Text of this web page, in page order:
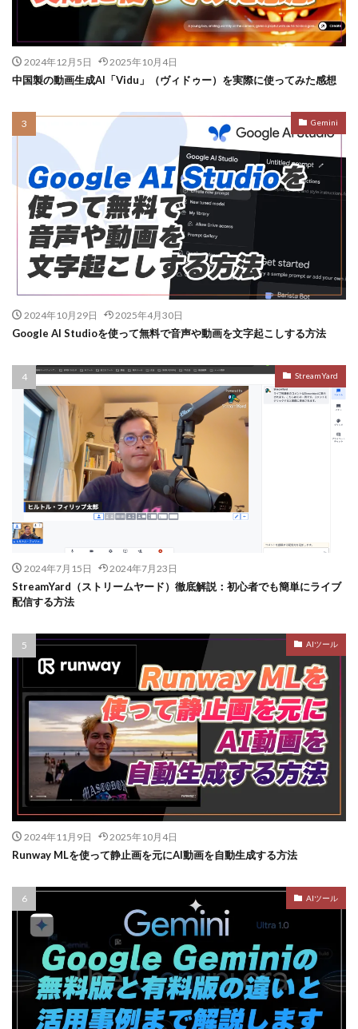
2024年12月5日 2025年10月4日
中国製の動画生成AI「Vidu」（ヴィドゥー）を実際に使ってみた感想
Gemini
2024年10月29日 2025年4月30日
Google AI Studioを使って無料で音声や動画を文字起こしする方法
StreamYard
2024年7月15日 2024年7月23日
StreamYard（ストリームヤード）徹底解説：初心者でも簡単にライブ
配信する方法
AIツール
2024年11月9日 2025年10月4日
Runway MLを使って静止画を元にAI動画を自動生成する方法
AIツール